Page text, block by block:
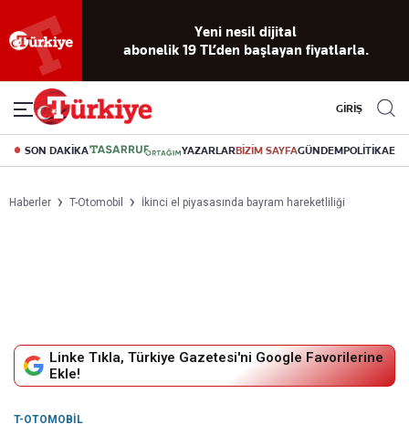
okuma
deneyimi
dijital arşiv
Akıllı haber
asistanı
Eski gazeteleri
indirme
canlı soru
cevap
GİRİŞ
SON DAKİKA YAZARLARBİZİM SAYFAGÜNDEMPOLİTİKA
Haberler T-Otomobil İkinci el piyasasında bayram hareketliliği
Linke Tıkla, Türkiye Gazetesi'ni Google Favorilerine
Ekle!
T-OTOMOBIL